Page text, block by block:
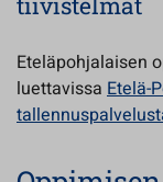
Eteläpohjalaisen
luettavissa Etelä-